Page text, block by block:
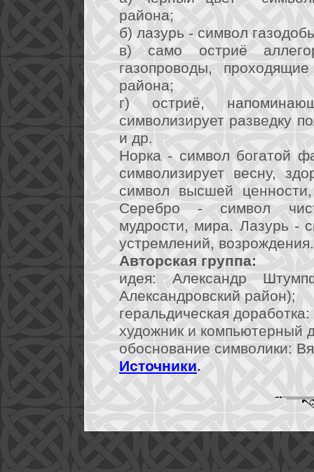
района;
б) лазурь - символ
в) само остриё
газопроводы,
района;
г) остриё,
символизирует разведку
и др.
Норка - символ богатой
символизирует весну,
символ высшей
Серебро - символ
мудрости, мира. Лазурь -
устремлений, возрождения.
Авторская группа:
идея: Александр
Александровский район);
геральдическая
художник и компьютерный
обоснование символики:
Источники.